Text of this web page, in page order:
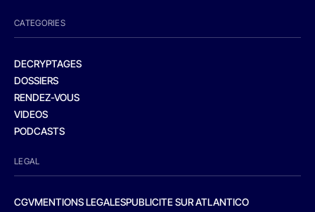
CATEGORIES
DECRYPTAGES
DOSSIERS
RENDEZ-VOUS
VIDEOS
PODCASTS
LEGAL
CGVMENTIONS LEGALESPUBLICITE SUR ATLANTICO